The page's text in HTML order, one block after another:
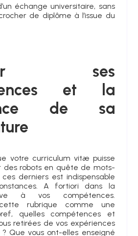
échange universitaire, sans
de diplôme à l’issue du
ses
et la
de sa
votre curriculum vitæ puisse
des robots en quête de mots-
ces derniers est indispensable
A fortiori dans la
à vos compétences.
rubrique comme une
quelles compétences et
retirées de vos expériences
? Que vous ont-elles enseigné